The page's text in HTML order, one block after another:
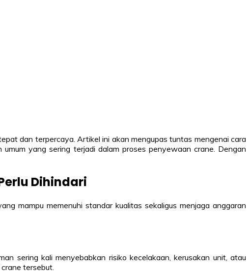
dan terpercaya. Artikel ini akan mengupas tuntas mengenai cara
yang sering terjadi dalam proses penyewaan crane. Dengan
Dihindari
mampu memenuhi standar kualitas sekaligus menjaga anggaran
sering kali menyebabkan risiko kecelakaan, kerusakan unit, atau
tersebut.